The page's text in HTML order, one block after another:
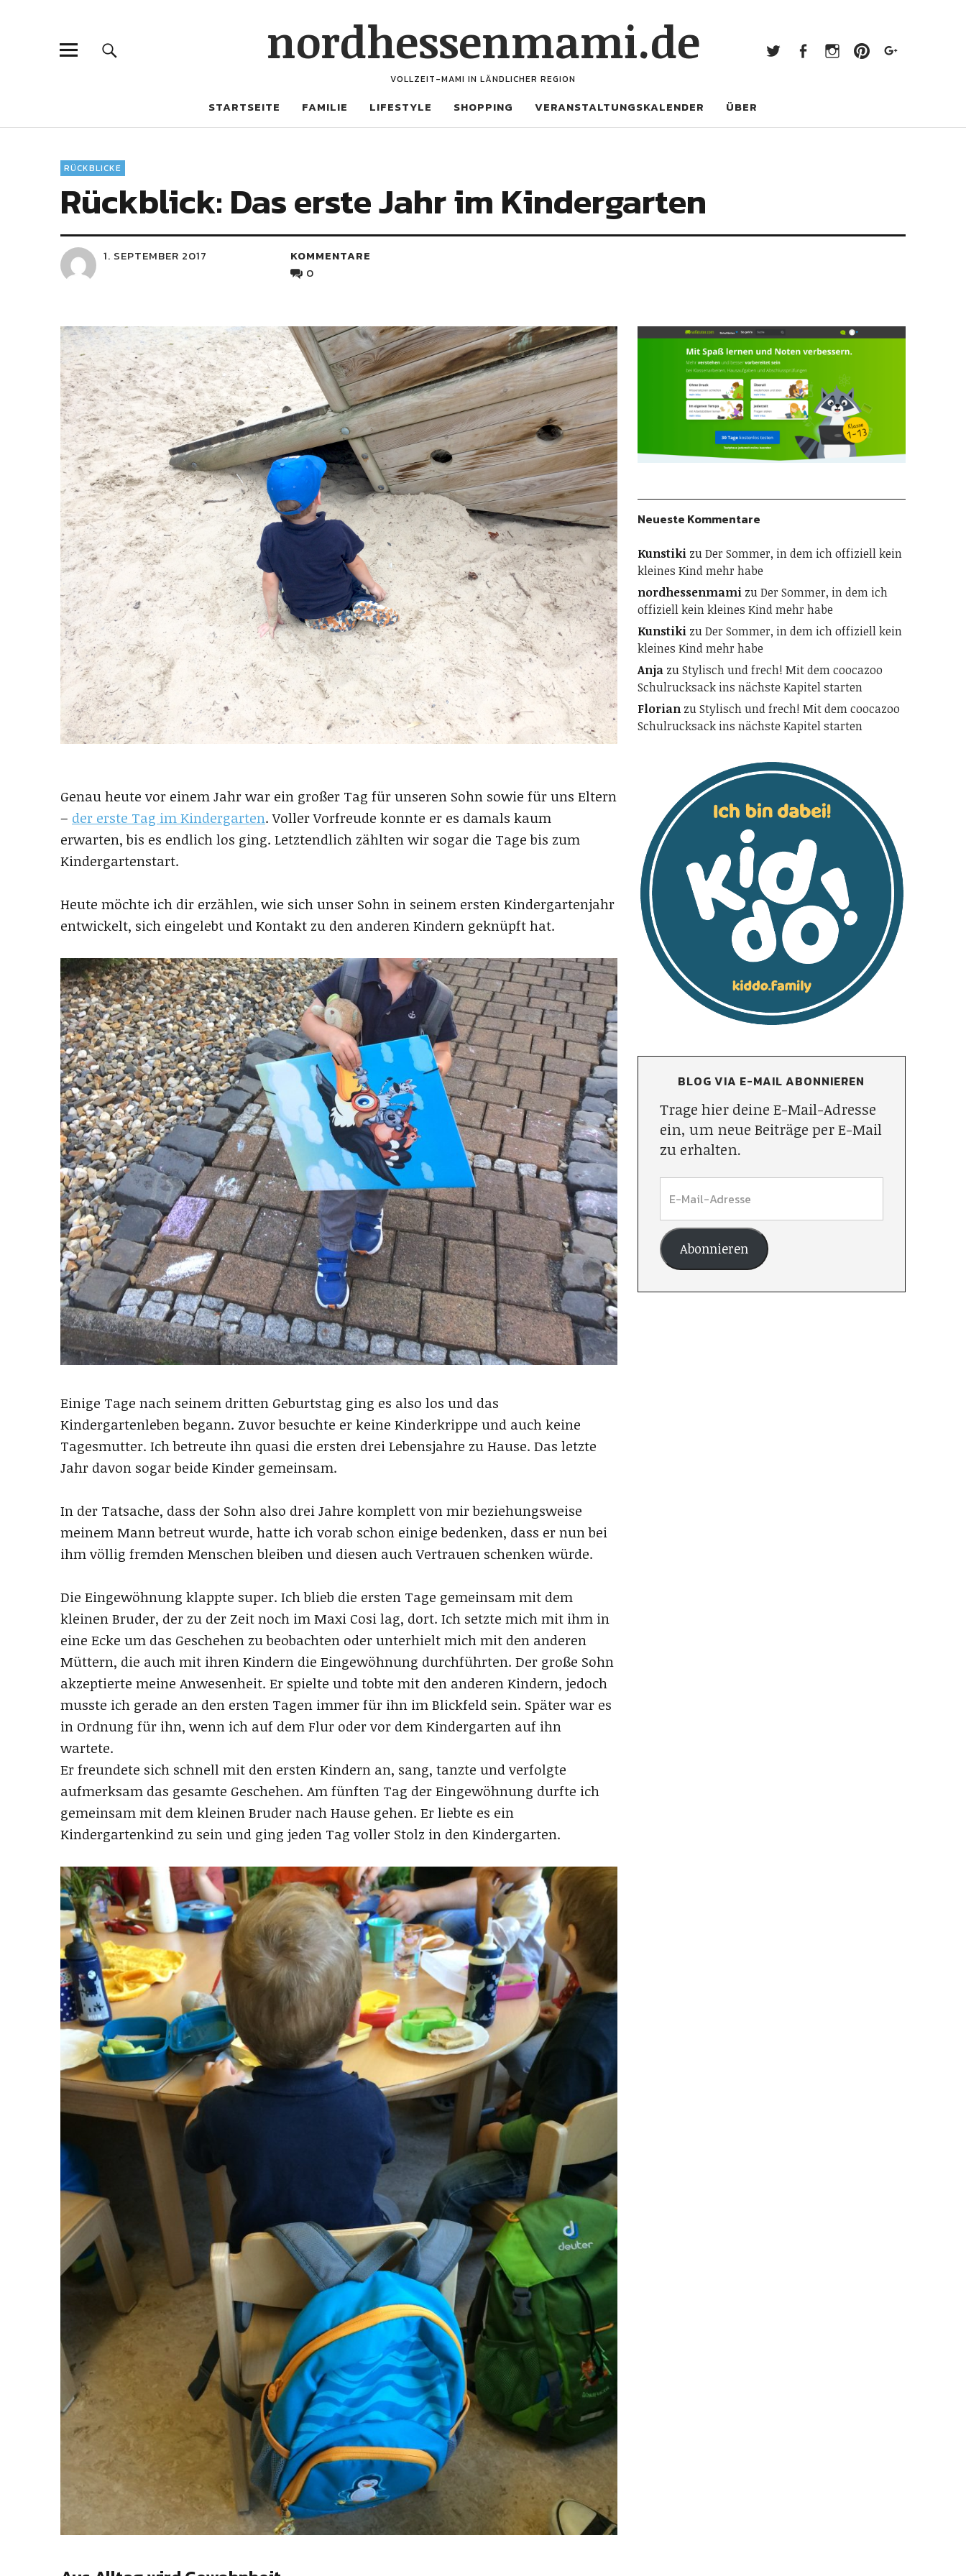
nordhessenmami.de
VOLLZEIT-MAMI IN LÄNDLICHER REGION
STARTSEITE FAMILIE LIFESTYLE SHOPPING VERANSTALTUNGSKALENDER ÜBER
RÜCKBLICKE
Rückblick: Das erste Jahr im Kindergarten
1. SEPTEMBER 2017
KOMMENTARE
0
Genau heute vor einem Jahr war ein großer Tag für unseren Sohn sowie für uns Eltern
– der erste Tag im Kindergarten. Voller Vorfreude konnte er es damals kaum
erwarten, bis es endlich los ging. Letztendlich zählten wir sogar die Tage bis zum
Kindergartenstart.
Heute möchte ich dir erzählen, wie sich unser Sohn in seinem ersten Kindergartenjahr
entwickelt, sich eingelebt und Kontakt zu den anderen Kindern geknüpft hat.
Einige Tage nach seinem dritten Geburtstag ging es also los und das
Kindergartenleben begann. Zuvor besuchte er keine Kinderkrippe und auch keine
Tagesmutter. Ich betreute ihn quasi die ersten drei Lebensjahre zu Hause. Das letzte
Jahr davon sogar beide Kinder gemeinsam.
In der Tatsache, dass der Sohn also drei Jahre komplett von mir beziehungsweise
meinem Mann betreut wurde, hatte ich vorab schon einige bedenken, dass er nun bei
ihm völlig fremden Menschen bleiben und diesen auch Vertrauen schenken würde.
Die Eingewöhnung klappte super. Ich blieb die ersten Tage gemeinsam mit dem
kleinen Bruder, der zu der Zeit noch im Maxi Cosi lag, dort. Ich setzte mich mit ihm in
eine Ecke um das Geschehen zu beobachten oder unterhielt mich mit den anderen
Müttern, die auch mit ihren Kindern die Eingewöhnung durchführten. Der große Sohn
akzeptierte meine Anwesenheit. Er spielte und tobte mit den anderen Kindern, jedoch
musste ich gerade an den ersten Tagen immer für ihn im Blickfeld sein. Später war es
in Ordnung für ihn, wenn ich auf dem Flur oder vor dem Kindergarten auf ihn
wartete.
Er freundete sich schnell mit den ersten Kindern an, sang, tanzte und verfolgte
aufmerksam das gesamte Geschehen. Am fünften Tag der Eingewöhnung durfte ich
gemeinsam mit dem kleinen Bruder nach Hause gehen. Er liebte es ein
Kindergartenkind zu sein und ging jeden Tag voller Stolz in den Kindergarten.
Neueste Kommentare
KunstikizuDer Sommer, in dem ich offiziell kein
kleines Kind mehr habe
nordhessenmamizuDer Sommer, in dem ich
offiziell kein kleines Kind mehr habe
KunstikizuDer Sommer, in dem ich offiziell kein
kleines Kind mehr habe
AnjazuStylisch und frech! Mit dem coocazoo
Schulrucksack ins nächste Kapitel starten
FlorianzuStylisch und frech! Mit dem coocazoo
Schulrucksack ins nächste Kapitel starten
BLOG VIA E-MAIL ABONNIEREN
Trage hier deine E-Mail-Adresse
ein, um neue Beiträge per E-Mail
zu erhalten.
Abonnieren